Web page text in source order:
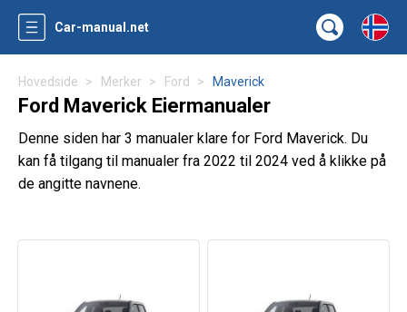
Car-manual.net
Hovedside Merker Ford Maverick
Ford Maverick Eiermanualer
Denne siden har 3 manualer klare for Ford Maverick. Du
kan få tilgang til manualer fra 2022 til 2024 ved å klikke på
de angitte navnene.